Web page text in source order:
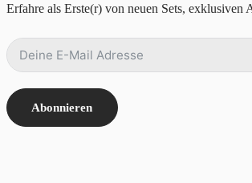
Erfahre als Erste(r) von neuen Sets, exklusiven
Abonnieren